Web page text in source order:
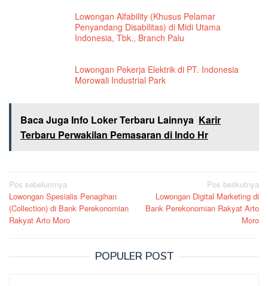
Lowongan Alfability (Khusus Pelamar
Penyandang Disabilitas) di Midi Utama
Indonesia, Tbk., Branch Palu
Lowongan Pekerja Elektrik di PT. Indonesia
Morowali Industrial Park
Baca Juga Info Loker Terbaru Lainnya Karir
Terbaru Perwakilan Pemasaran di Indo Hr
Navigasi
pos
Pos sebelumnya
Lowongan Spesialis Penagihan
(Collection) di Bank Perekonomian
Rakyat Arto Moro
Pos berikutnya
Lowongan Digital Marketing di
Bank Perekonomian Rakyat Arto
Moro
POPULER POST